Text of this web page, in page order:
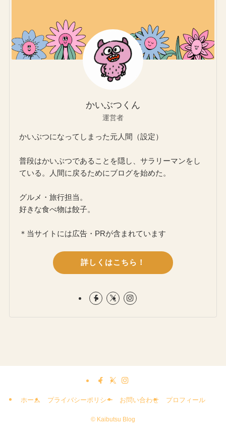
かいぶつくん
運営者
かいぶつになってしまった元人間（設定）
普段はかいぶつであることを隠し、サラリーマンをし
ている。人間に戻るためにブログを始めた。
グルメ・旅行担当。
好きな食べ物は餃子。
＊当サイトには広告・PRが含まれています
詳しくはこちら！
ホーム プライバシーポリシー お問い合わせ プロフィール
© Kaibutsu Blog